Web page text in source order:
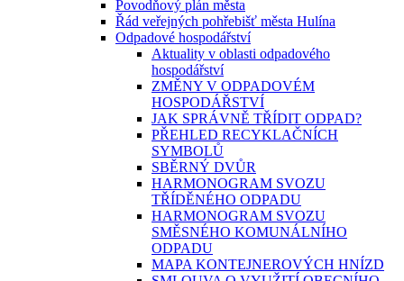
Povodňový plán města
Řád veřejných pohřebišť města Hulína
Odpadové hospodářství
Aktuality v oblasti odpadového
hospodářství
ZMĚNY V ODPADOVÉM
HOSPODÁŘSTVÍ
JAK SPRÁVNĚ TŘÍDIT ODPAD?
PŘEHLED RECYKLAČNÍCH
SYMBOLŮ
SBĚRNÝ DVŮR
HARMONOGRAM SVOZU
TŘÍDĚNÉHO ODPADU
HARMONOGRAM SVOZU
SMĚSNÉHO KOMUNÁLNÍHO
ODPADU
MAPA KONTEJNEROVÝCH HNÍZD